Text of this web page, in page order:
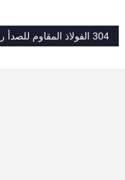
304 الفولاذ المقاوم للصدأ رفرف الحاجز الباب الدوار